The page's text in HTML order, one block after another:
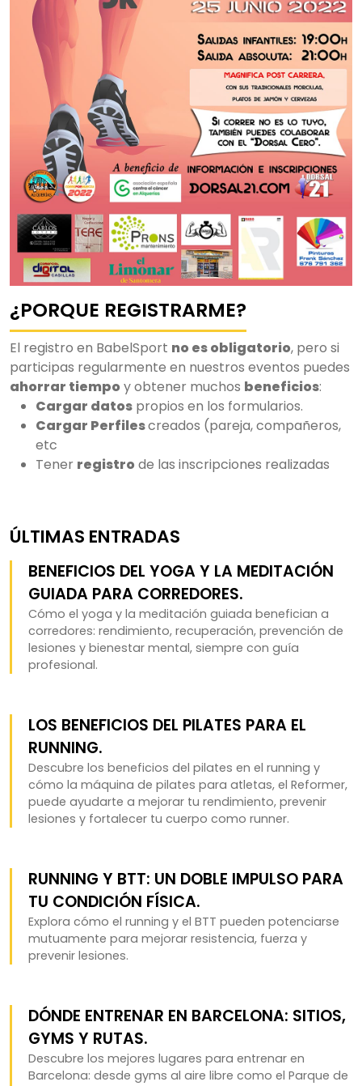
¿PORQUE REGISTRARME?
El registro en BabelSport no es obligatorio, pero si
participas regularmente en nuestros eventos puedes
ahorrar tiempo y obtener muchos beneficios:
Cargar datos propios en los formularios.
Cargar Perfilescreados (pareja, compañeros,
etc
Tener registro de las inscripciones realizadas
ÚLTIMAS ENTRADAS
BENEFICIOS DEL YOGA Y LA MEDITACIÓN
GUIADA PARA CORREDORES.
Cómo el yoga y la meditación guiada benefician a
corredores: rendimiento, recuperación, prevención de
lesiones y bienestar mental, siempre con guía
profesional.
LOS BENEFICIOS DEL PILATES PARA EL
RUNNING.
Descubre los beneficios del pilates en el running y
cómo la máquina de pilates para atletas, el Reformer,
puede ayudarte a mejorar tu rendimiento, prevenir
lesiones y fortalecer tu cuerpo como runner.
RUNNING Y BTT: UN DOBLE IMPULSO PARA
TU CONDICIÓN FÍSICA.
Explora cómo el running y el BTT pueden potenciarse
mutuamente para mejorar resistencia, fuerza y
prevenir lesiones.
DÓNDE ENTRENAR EN BARCELONA: SITIOS,
GYMS Y RUTAS.
Descubre los mejores lugares para entrenar en
Barcelona: desde gyms al aire libre como el Parque de